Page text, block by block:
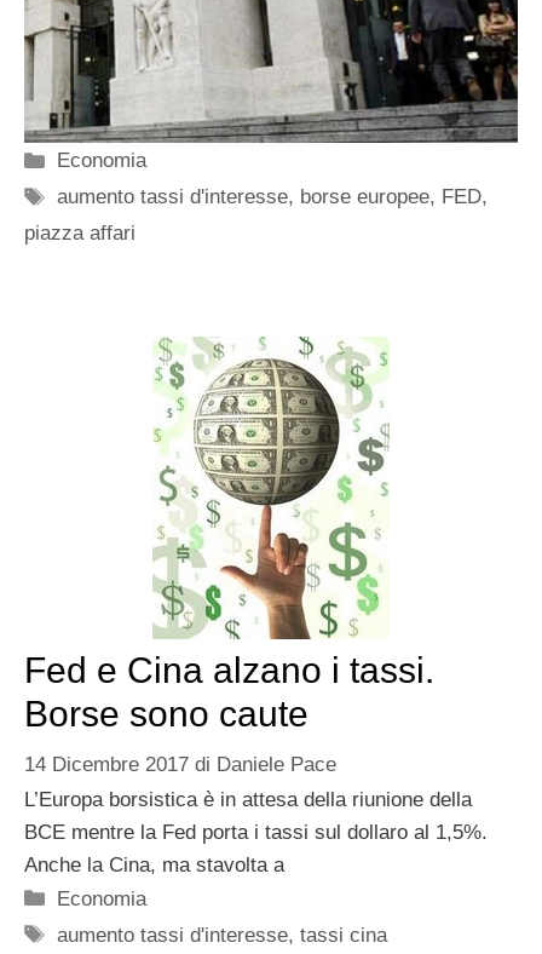
Categorie
Economia
Tag
aumento tassi d'interesse, borse europee, FED,
piazza affari
Fed e Cina alzano i tassi.
Borse sono caute
14 Dicembre 2017 di Daniele Pace
L’Europa borsistica è in attesa della riunione della
BCE mentre la Fed porta i tassi sul dollaro al 1,5%.
Anche la Cina, ma stavolta a
Categorie
Economia
Tag
aumento tassi d'interesse,tassi cina